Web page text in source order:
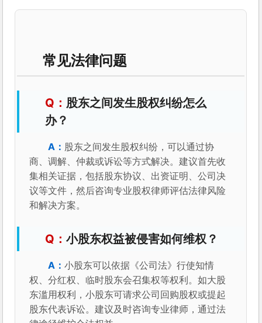
常见法律问题
股东之间发生股权纠纷怎么
办？
股东之间发生股权纠纷，可以通过协
商、调解、仲裁或诉讼等方式解决。建议首先收
集相关证据，包括股东协议、出资证明、公司决
议等文件，然后咨询专业股权律师评估法律风险
和解决方案。
小股东权益被侵害如何维权？
小股东可以依据《公司法》行使知情
权、分红权、临时股东会召集权等权利。如大股
东滥用权利，小股东可请求公司回购股权或提起
股东代表诉讼。建议及时咨询专业律师，通过法